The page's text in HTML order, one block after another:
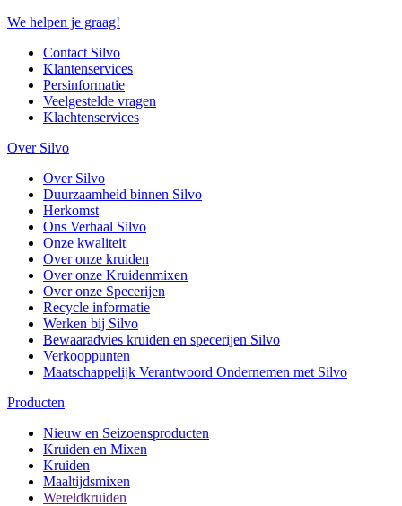
We helpen je graag!
Contact Silvo
Klantenservices
Persinformatie
Veelgestelde vragen
Klachtenservices
Over Silvo
Over Silvo
Duurzaamheid binnen Silvo
Herkomst
Ons Verhaal Silvo
Onze kwaliteit
Over onze kruiden
Over onze Kruidenmixen
Over onze Specerijen
Recycle informatie
Werken bij Silvo
Bewaaradvies kruiden en specerijen Silvo
Verkooppunten
Maatschappelijk Verantwoord Ondernemen met Silvo
Producten
Nieuw en Seizoensproducten
Kruiden en Mixen
Kruiden
Maaltijdsmixen
Wereldkruiden